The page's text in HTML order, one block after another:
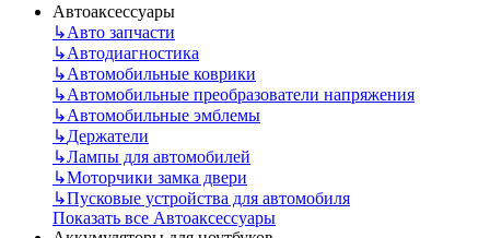
Автоаксессуары
↳Авто запчасти
↳Автодиагностика
↳Автомобильные коврики
↳Автомобильные преобразователи напряжения
↳Автомобильные эмблемы
↳Держатели
↳Лампы для автомобилей
↳Моторчики замка двери
↳Пусковые устройства для автомобиля
Показать все Автоаксессуары